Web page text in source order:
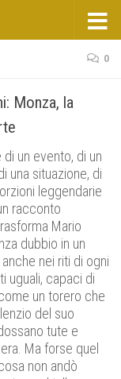
0
Monza, la
un evento, di un
una situazione, di
leggendarie
racconto
Mario
dubbio in un
nei riti di ogni
uguali, capaci di
un torero che
del suo
tute e
Ma forse quel
non andò